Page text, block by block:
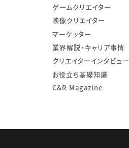
ゲームクリエイター
映像クリエイター
マーケッター
業界解説・キャリア事情
クリエイターインタビュー
お役立ち基礎知識
C&R Magazine